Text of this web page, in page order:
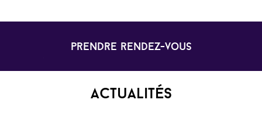
prendre rendez-vous
Actualités